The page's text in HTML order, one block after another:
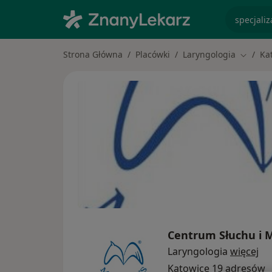
Strona Główna Placówki Laryngologia Zmień
Centrum Słuchu i
Laryngologia więcej
Katowice 19 adresów